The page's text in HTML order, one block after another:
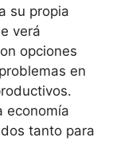
su propia
verá
opciones
en
economía
tanto para